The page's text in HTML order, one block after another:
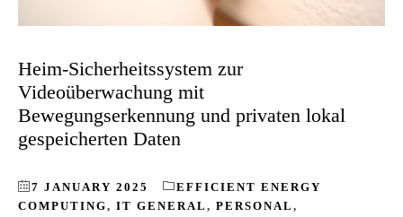
Heim-Sicherheitssystem zur
Videoüberwachung mit
Bewegungserkennung und privaten lokal
gespeicherten Daten
7 JANUARY 2025
EFFICIENT ENERGY
COMPUTING, IT GENERAL , PERSONAL ,